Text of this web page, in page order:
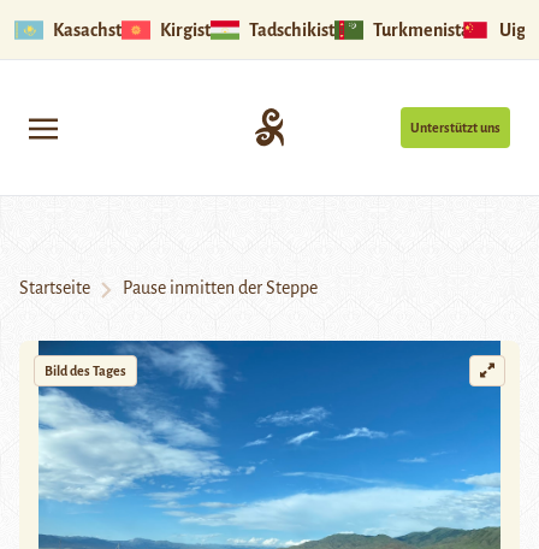
Kasachstan Kirgistan Tadschikistan Turkmenistan
Unterstützt uns
Startseite Pause inmitten der Steppe
Bild des Tages